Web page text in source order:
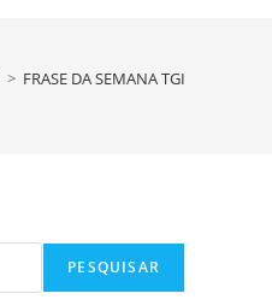
> FRASE DA SEMANA TGI
PESQUISAR